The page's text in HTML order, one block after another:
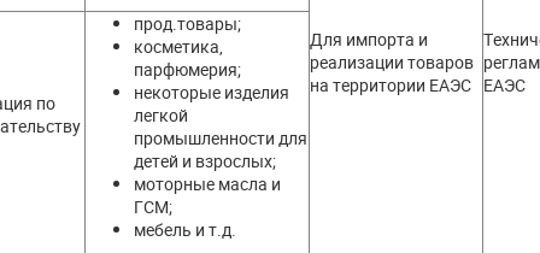
Для импорта и
реализации товаров
на территории ЕАЭС ЕАЭС
по
прод.товары;
косметика,
парфюмерия;
некоторые изделия
легкой
промышленности для
детей и взрослых;
моторные масла и
ГСМ;
мебель и т.д.